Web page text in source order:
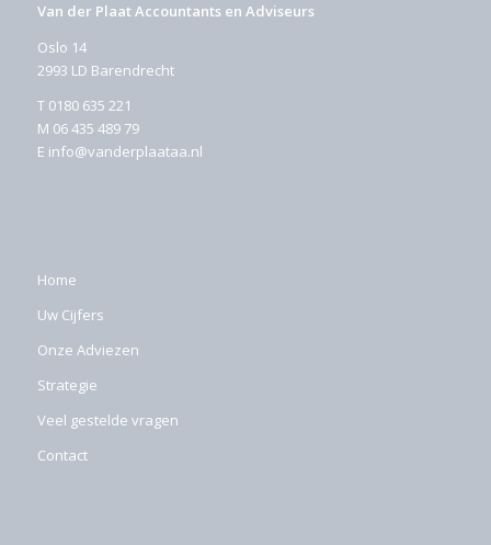
Van der Plaat Accountants en Adviseurs
Oslo 14
2993 LD Barendrecht
T 0180 635 221
M 06 435 489 79
E info@vanderplaataa.nl
Home
Uw Cijfers
Onze Adviezen
Strategie
Veel gestelde vragen
Contact